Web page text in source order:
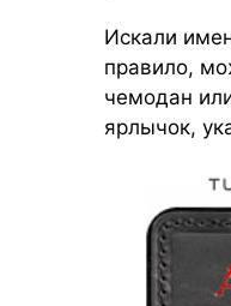
Искали
правило,
чемодан
ярлычок,